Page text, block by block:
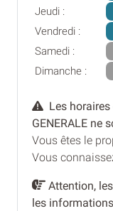
Jeudi :
Vendredi :
Samedi :
Dimanche :
Les horaires
GENERALE ne
Vous êtes le
Vous
Attention,
les